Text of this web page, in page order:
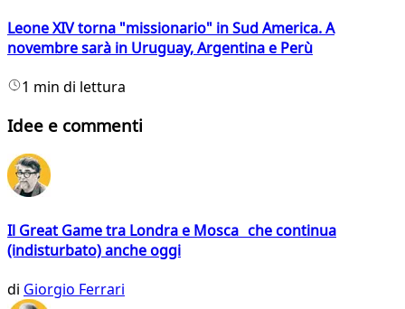
Leone XIV torna "missionario" in Sud America. A
novembre sarà in Uruguay, Argentina e Perù
1 min di lettura
Idee e commenti
Il Great Game tra Londra e Mosca che continua
(indisturbato) anche oggi
di Giorgio Ferrari